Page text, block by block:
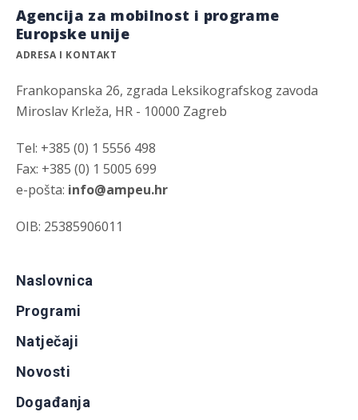
Agencija za mobilnost i programe
Europske unije
ADRESA I KONTAKT
Frankopanska 26, zgrada Leksikografskog zavoda
Miroslav Krleža, HR - 10000 Zagreb
Tel: +385 (0) 1 5556 498
Fax: +385 (0) 1 5005 699
e-pošta: info@ampeu.hr
OIB: 25385906011
Naslovnica
Programi
Natječaji
Novosti
Događanja